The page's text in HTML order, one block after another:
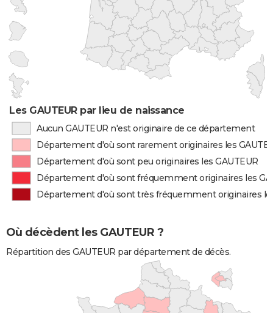
Les GAUTEUR par lieu de naissance
Aucun GAUTEUR n'est originaire de ce département
Département d'où sont rarement originaires les
Département d'où sont peu originaires les GAUTEUR
Département d'où sont fréquemment originaires les
Département d'où sont très fréquemment originaires
Où décèdent les GAUTEUR ?
Répartition des GAUTEUR par département de décès.